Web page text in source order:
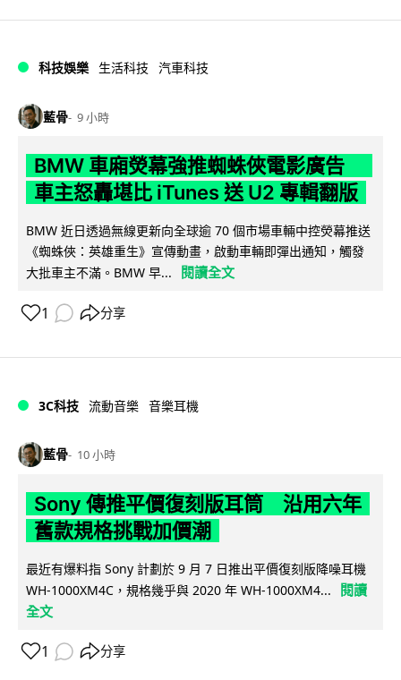
科技娛樂 生活科技 汽車科技
藍骨 9 小時
BMW 車廂熒幕強推蜘蛛俠電影廣告
車主怒轟堪比 iTunes 送 U2 專輯翻版
BMW 近日透過無線更新向全球逾 70 個市場車輛中控熒幕推送
《蜘蛛俠：英雄重生》宣傳動畫，啟動車輛即彈出通知，觸發
大批車主不滿。BMW 早...
閱讀全文
1 分享
3C科技 流動音樂 音樂耳機
藍骨 10 小時
Sony 傳推平價復刻版耳筒 沿用六年
舊款規格挑戰加價潮
最近有爆料指 Sony 計劃於 9 月 7 日推出平價復刻版降噪耳機
WH-1000XM4C，規格幾乎與 2020 年 WH-1000XM4...
閱讀
全文
1 分享